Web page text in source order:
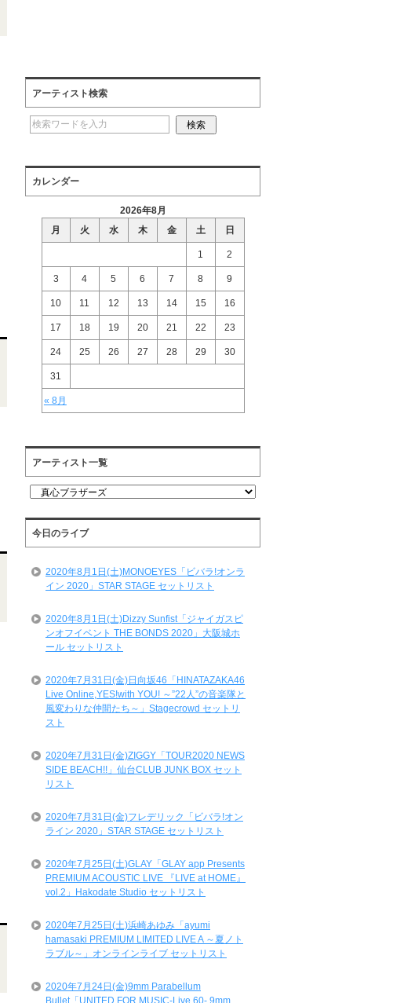
アーティスト検索
カレンダー
2026年8月
月
火 水 木 金 土 日
« 8月
1 2
3 4 5 6 7 8 9
10 11 12 13 14 15 16
17 18 19 20 21 22 23
24 25 26 27 28 29 30
31
アーティスト一覧
テ
ィ
ス
一
今日のライブ
2020年8月1日(土)MONOEYES「ビバラ!オンラ
イン 2020」STAR STAGE セットリスト
2020年8月1日(土)Dizzy Sunfist「ジャイガスピ
ンオフイベント THE BONDS 2020」大阪城ホ
ール セットリスト
2020年7月31日(金)日向坂46「HINATAZAKA46
Live Online,YES!with YOU! ～”22人”の音楽隊と
風変わりな仲間たち～」Stagecrowd セットリ
スト
2020年7月31日(金)ZIGGY「TOUR2020 NEWS
SIDE BEACH!!」仙台CLUB JUNK BOX セット
リスト
2020年7月31日(金)フレデリック「ビバラ!オン
ライン 2020」STAR STAGE セットリスト
2020年7月25日(土)GLAY「GLAY app Presents
PREMIUM ACOUSTIC LIVE 『LIVE at HOME』
vol.2」Hakodate Studio セットリスト
2020年7月25日(土)浜崎あゆみ「ayumi
hamasaki PREMIUM LIMITED LIVE A ～夏ノト
ラブル～」オンラインライブ セットリスト
2020年7月24日(金)9mm Parabellum
Bullet「UNITED FOR MUSIC-Live 60- 9mm